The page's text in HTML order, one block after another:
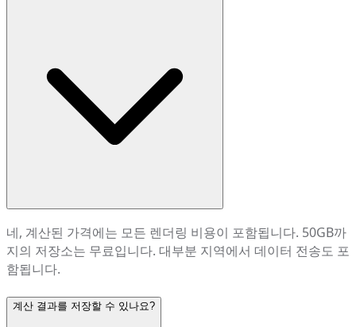
네, 계산된 가격에는 모든 렌더링 비용이 포함됩니다. 50GB까
지의 저장소는 무료입니다. 대부분 지역에서 데이터 전송도 포
함됩니다.
계산 결과를 저장할 수 있나요?